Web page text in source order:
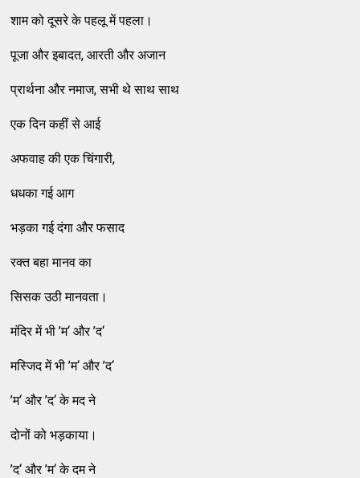
शाम को दूसरे के पहलू में पहला।
पूजा और इबादत, आरती और अजान
प्रार्थना और नमाज, सभी थे साथ साथ
एक दिन कहीं से आई
अफवाह की एक चिंगारी,
धधका गई आग
भड़का गई दंगा और फसाद
रक्त बहा मानव का
सिसक उठी मानवता।
मंदिर में भी ’म‘ और ’द‘
मस्जिद में भी ’म‘ और ’द‘
’म‘ और ’द‘ के मद ने
दोनों को भड़काया।
’द‘ और ’म‘ के दम ने